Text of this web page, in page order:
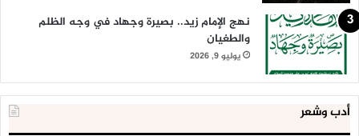
نهج الإمام زيد.. بصيرة وجهاد في وجه الظلم
والطغيان
يوليو 9, 2026
أدب وشعر